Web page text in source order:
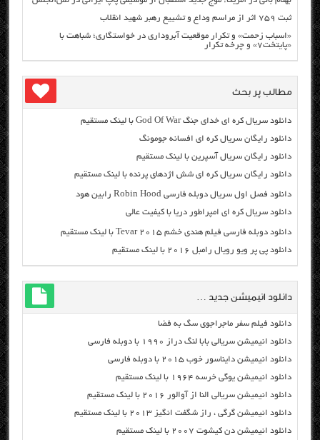
ثبت ۷۵۹ اثر از مراسم وداع و تشییع رهبر شهید انقلاب
«اسباب زحمت» و تکرار موقعیت آبروداری در خواستگاری؛ شباهت با
«پایتخت۷» و چرخه تکرار
مطالب پر بحث
دانلود سریال کره ای خدای جنگ God Of War با لینک مستقیم
دانلود رایگان سریال کره ای افسانه جومونگ
دانلود رایگان سریال آسپرین با لینک مستقیم
دانلود رایگان سریال کره ای شش اژدهای پرنده با لینک مستقیم
دانلود فصل اول سریال دوبله فارسی Robin Hood رابین هود
دانلود سریال کره ای امپراطور دریا با کیفیت عالی
دانلود دوبله فارسی فیلم هندی خشم Tevar ۲۰۱۵ با لینک مستقیم
دانلود پی پر ویو رویال رامبل ۲۰۱۶ با لینک مستقیم
دانلود انیمیشن جدید …
دانلود فیلم سفر ماجراجوی سگ به فضا
دانلود انیمیشن سریالی بابا لنگ دراز ۱۹۹۰ با دوبله فارسی
دانلود انیمیشن دایناسور خوب ۲۰۱۵ با دوبله فارسی
دانلود انیمیشن یوگی خرسه ۱۹۶۴ با لینک مستقیم
دانلود انیمیشن سریالی النا از آوالور ۲۰۱۶ با لینک مستقیم
دانلود انیمیشن گرگی ، راز شگفت انگیز ۲۰۱۳ با لینک مستقیم
دانلود انیمیشن دن کیشوت ۲۰۰۷ با لینک مستقیم